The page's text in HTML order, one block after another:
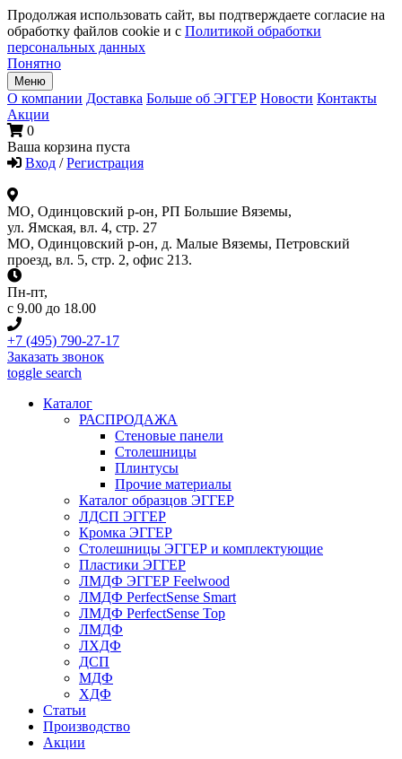
Продолжая использовать сайт, вы подтверждаете согласие на
обработку файлов cookie и с Политикой обработки
персональных данных
Понятно
Меню
О компании Доставка Больше об ЭГГЕР Новости Контакты
Акции
0
Ваша корзина пуста
Вход / Регистрация
МО, Одинцовский р-он, РП Большие Вяземы,
ул. Ямская, вл. 4, стр. 27
МО, Одинцовский р-он, д. Малые Вяземы, Петровский
проезд, вл. 5, стр. 2, офис 213.
Пн-пт,
с 9.00 до 18.00
+7 (495) 790-27-17
Заказать звонок
toggle search
Каталог
РАСПРОДАЖА
Стеновые панели
Столешницы
Плинтусы
Прочие материалы
Каталог образцов ЭГГЕР
ЛДСП ЭГГЕР
Кромка ЭГГЕР
Столешницы ЭГГЕР и комплектующие
Пластики ЭГГЕР
ЛМДФ ЭГГЕР Feelwood
ЛМДФ PerfectSense Smart
ЛМДФ PerfectSense Top
ЛМДФ
ЛХДФ
ДСП
МДФ
ХДФ
Статьи
Производство
Акции